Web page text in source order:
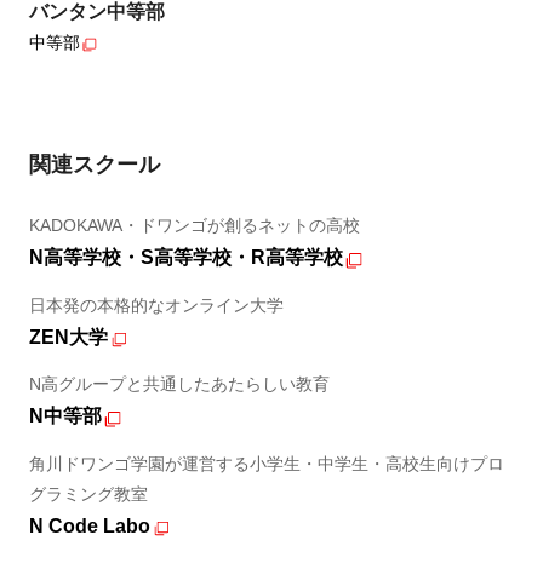
バンタン中等部
中等部
関連スクール
KADOKAWA・ドワンゴが創るネットの高校
N高等学校・S高等学校・R高等学校
日本発の本格的なオンライン大学
ZEN大学
N高グループと共通したあたらしい教育
N中等部
角川ドワンゴ学園が運営する小学生・中学生・高校生向けプロ
グラミング教室
N Code Labo